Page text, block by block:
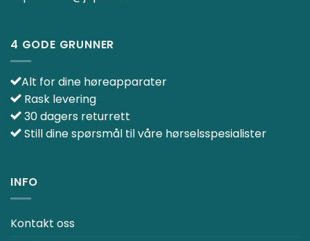
4 GODE GRUNNER
Alt for dine høreapparater
Rask levering
30 dagers returrett
Still dine spørsmål til våre hørselsspesialister
INFO
Kontakt oss